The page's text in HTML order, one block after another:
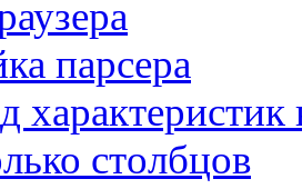
парсера
характеристик
столбцов